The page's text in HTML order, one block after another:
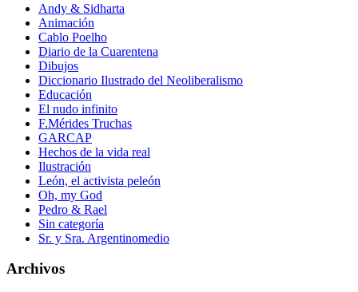
Andy & Sidharta
Animación
Cablo Poelho
Diario de la Cuarentena
Dibujos
Diccionario Ilustrado del Neoliberalismo
Educación
El nudo infinito
F.Mérides Truchas
GARCAP
Hechos de la vida real
Ilustración
León, el activista peleón
Oh, my God
Pedro & Rael
Sin categoría
Sr. y Sra. Argentinomedio
Archivos